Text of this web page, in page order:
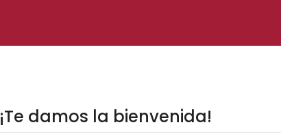
¡Te damos la bienvenida!